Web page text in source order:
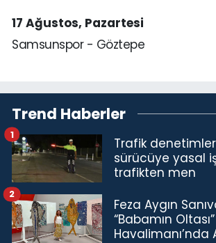
17 Ağustos, Pazartesi
Samsunspor - Göztepe
Trend Haberler
Trafik
sürücüye yasal
trafikten men
1
Feza Aygın
“Babamın
Havalimanı’nda
2